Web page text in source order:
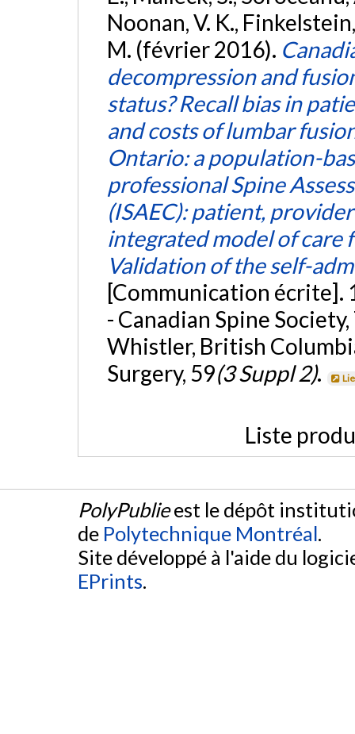
Noonan, V. K., Finkelstein,
M. (février 2016).
decompression and
status? Recall bias in
and costs of lumbar
Ontario: a population-
professional Spine
(ISAEC): patient,
integrated model of care
Validation of the self-
[Communication écrite].
- Canadian Spine
Whistler, British
Surgery, 59(3 Suppl 2).
Liste
PolyPublieest le dépôt
de Polytechnique Montréal.
Site développé à l'aide du
EPrints.